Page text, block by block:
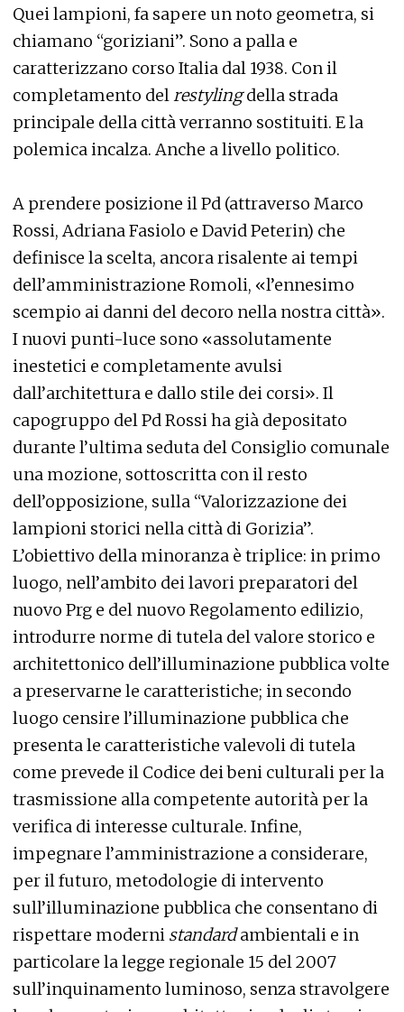
Quei lampioni, fa sapere un noto geometra, si
chiamano “goriziani”. Sono a palla e
caratterizzano corso Italia dal 1938. Con il
completamento delrestylingdella strada
principale della città verranno sostituiti. E la
polemica incalza. Anche a livello politico.
A prendere posizione il Pd (attraverso Marco
Rossi, Adriana Fasiolo e David Peterin) che
definisce la scelta, ancora risalente ai tempi
dell’amministrazione Romoli, «l’ennesimo
scempio ai danni del decoro nella nostra città».
I nuovi punti-luce sono «assolutamente
inestetici e completamente avulsi
dall’architettura e dallo stile dei corsi». Il
capogruppo del Pd Rossi ha già depositato
durante l’ultima seduta del Consiglio comunale
una mozione, sottoscritta con il resto
dell’opposizione, sulla “Valorizzazione dei
lampioni storici nella città di Gorizia”.
L’obiettivo della minoranza è triplice: in primo
luogo, nell’ambito dei lavori preparatori del
nuovo Prg e del nuovo Regolamento edilizio,
introdurre norme di tutela del valore storico e
architettonico dell’illuminazione pubblica volte
a preservarne le caratteristiche; in secondo
luogo censire l’illuminazione pubblica che
presenta le caratteristiche valevoli di tutela
come prevede il Codice dei beni culturali per la
trasmissione alla competente autorità per la
verifica di interesse culturale. Infine,
impegnare l’amministrazione a considerare,
per il futuro, metodologie di intervento
sull’illuminazione pubblica che consentano di
rispettare moderni standardambientali e in
particolare la legge regionale 15 del 2007
sull’inquinamento luminoso, senza stravolgere